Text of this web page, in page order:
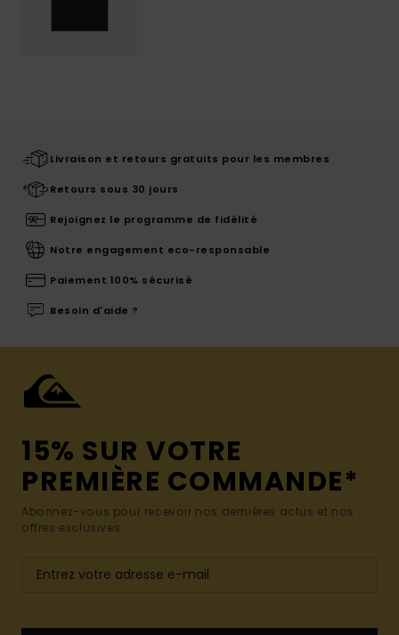
Livraison et retours gratuits pour les membres
Retours sous 30 jours
Rejoignez le programme de fidélité
Notre engagement eco-responsable
Paiement 100% sécurisé
Besoin d'aide ?
15% SUR VOTRE
PREMIÈRE COMMANDE*
Abonnez-vous pour recevoir nos dernières actus et nos
offres exclusives.